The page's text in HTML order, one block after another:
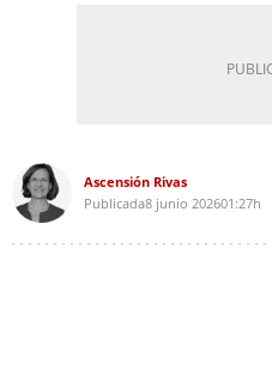
Ascensión Rivas
Publicada8 junio 202601:27h